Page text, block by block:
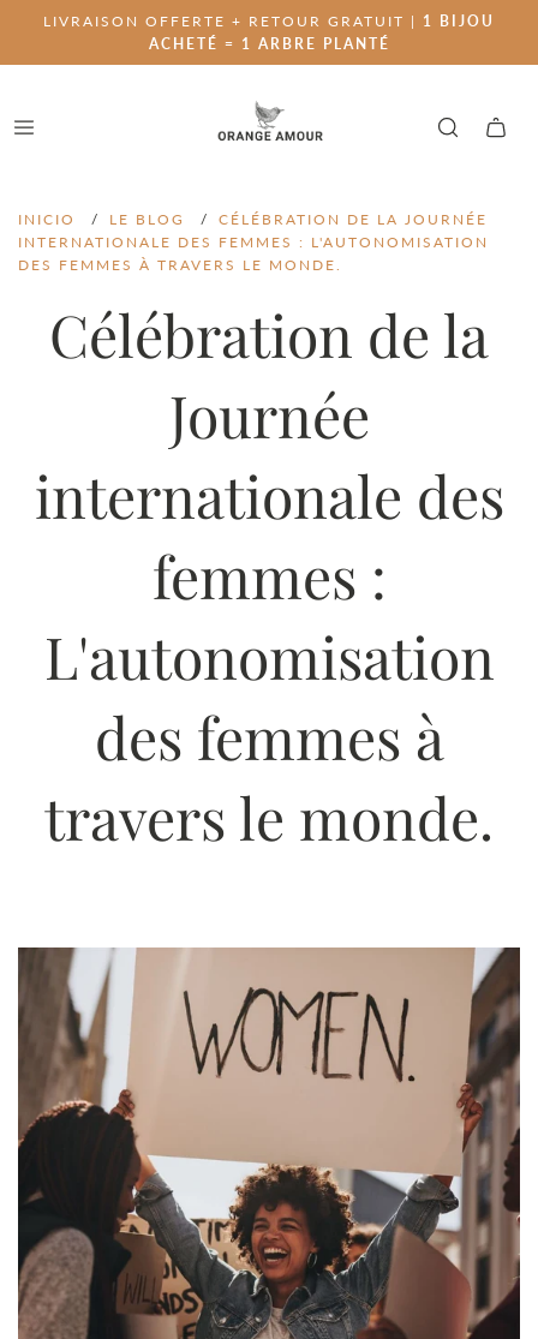
LIVRAISON OFFERTE + RETOUR GRATUIT | 1 BIJOU
ACHETÉ = 1 ARBRE PLANTÉ
INICIO / LE BLOG /
CÉLÉBRATION DE LA JOURNÉE
INTERNATIONALE DES FEMMES : L'AUTONOMISATION
DES FEMMES À TRAVERS LE MONDE.
Célébration de la
Journée
internationale des
femmes :
L'autonomisation
des femmes à
travers le monde.